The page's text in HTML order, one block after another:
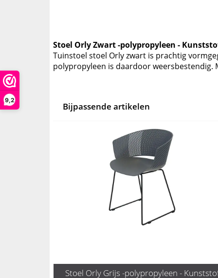
9,2
Stoel Orly Zwart -polypropyleen -
Tuinstoel stoel Orly zwart is prachtig
polypropyleen is daardoor weersbestendig.
Bijpassende artikelen
Stoel Orly Grijs -polypropyleen -